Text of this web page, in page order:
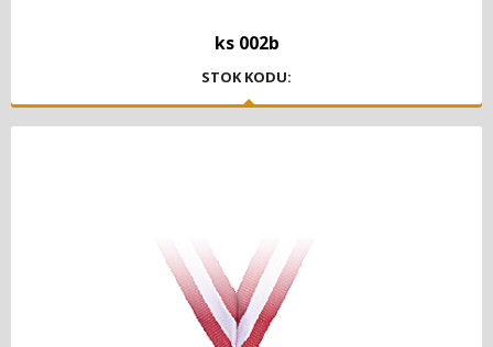
ks 002b
STOK KODU: